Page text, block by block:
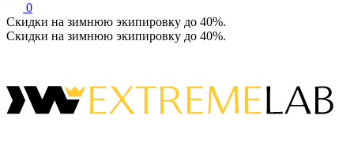
0
Скидки на зимнюю экипировку до 40%.
Скидки на зимнюю экипировку до 40%.